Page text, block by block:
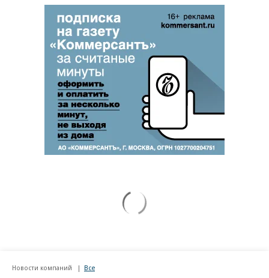
Новости компаний Все